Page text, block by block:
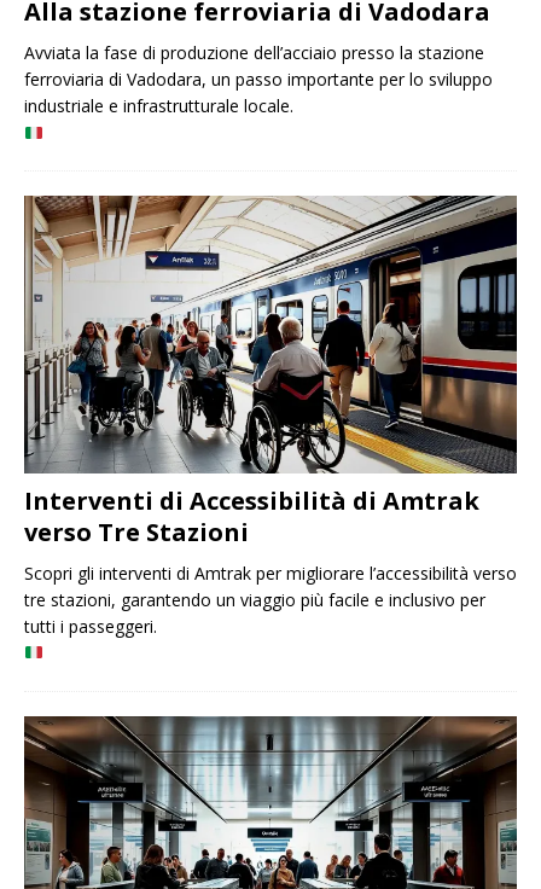
Alla stazione ferroviaria di Vadodara
Avviata la fase di produzione dell’acciaio presso la stazione
ferroviaria di Vadodara, un passo importante per lo sviluppo
industriale e infrastrutturale locale.
Interventi di Accessibilità di Amtrak
verso Tre Stazioni
Scopri gli interventi di Amtrak per migliorare l’accessibilità verso
tre stazioni, garantendo un viaggio più facile e inclusivo per
tutti i passeggeri.